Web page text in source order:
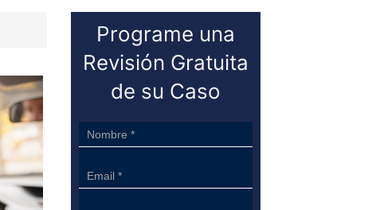
Programe una
Revisión Gratuita
de su Caso
Sidebar
Form